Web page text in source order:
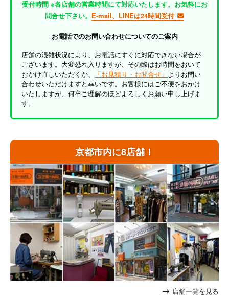
京都市内に8店舗！
店舗一覧を見る
受付時間 ※各店舗の営業時間にて対応いたします。お気軽にお
問合せ下さい。 E-mail、LINEは24時間受付
お電話でのお問い合わせについてのご案内
店舗の混雑状況により、お電話にすぐに対応できない場合が
ございます。大変恐れ入りますが、その際はお時間をおいて
おかけ直しいただくか、
「お見積り・お問合せ」 よりお問い
合わせいただけますと幸いです。お客様にはご不便をおかけ
いたしますが、何卒ご理解のほどよろしくお願い申し上げま
す。